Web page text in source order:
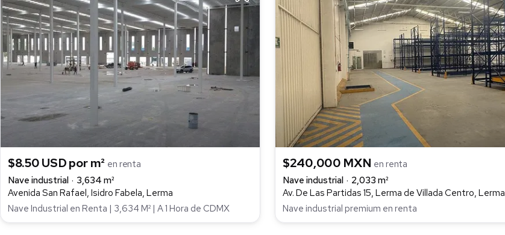
$8.50 USD por m² en renta
Nave industrial
3,634 m²
Avenida San Rafael, Isidro Fabela, Lerma
Nave Industrial en Renta | 3,634 M² | A 1 Hora de CDMX
$240,000 MXN en renta
Nave industrial
2,033 m²
Av. De Las Partidas 15, Lerma de Villada Centro, Lerma
Nave industrial premium en renta